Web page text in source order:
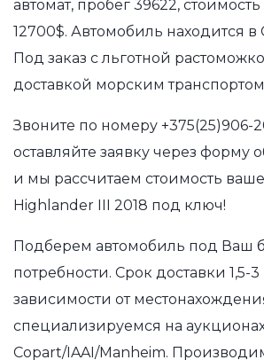
автомат, пробег 39622,
12700$. Автомобиль находится
Под заказ с льготной
доставкой морским
Звоните по номеру +375(25)906-
оставляйте заявку через форму
и мы рассчитаем стоимость
Highlander III 2018 под ключ!
Подберем автомобиль под Ваш
потребности. Срок доставки 1,5-
зависимости от
специализируемся на
Copart/IAAI/Manheim.